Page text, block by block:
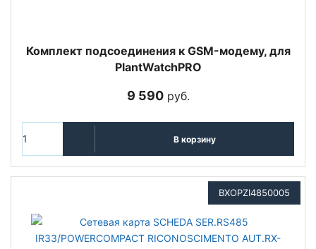
Комплект подсоединения к GSM-модему, для
PlantWatchPRO
9 590руб.
В корзину
BXOPZI4850005